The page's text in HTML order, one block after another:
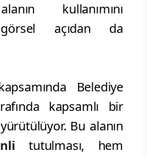
kullanımını
görsel açıdan da
Belediye
kapsamlı bir
Bu alanın
tutulması, hem